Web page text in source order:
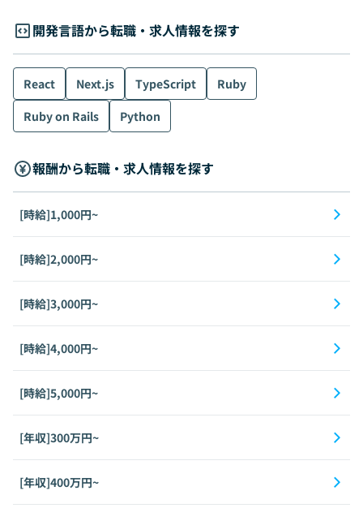
開発言語から転職・求人情報を探す
React Next.js TypeScript
Ruby
Ruby on Rails
Python
報酬から転職・求人情報を探す
[時給]1,000円~
[時給]2,000円~
[時給]3,000円~
[時給]4,000円~
[時給]5,000円~
[年収]300万円~
[年収]400万円~